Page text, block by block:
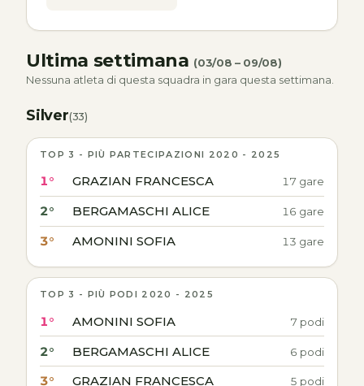
Ultima settimana (03/08 – 09/08)
Nessuna atleta di questa squadra in gara questa settimana.
Silver(33)
TOP 3 - PIÙ PARTECIPAZIONI 2020 - 2025
1° GRAZIAN FRANCESCA 17 gare
2° BERGAMASCHI ALICE 16 gare
3° AMONINI SOFIA 13 gare
TOP 3 - PIÙ PODI 2020 - 2025
1° AMONINI SOFIA 7 podi
2° BERGAMASCHI ALICE 6 podi
3° GRAZIAN FRANCESCA 5 podi